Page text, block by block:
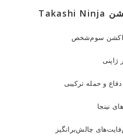
از ویژگی‌های بازی اکشن Takashi Ninja
اکشن سوم‌شخص
ژاپنی
و حمله ترکیبی
نینجا
چالش‌برانگیز